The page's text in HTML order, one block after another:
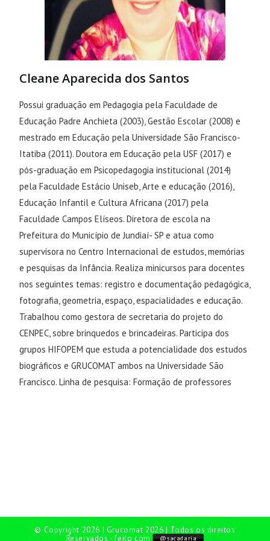
Cleane Aparecida dos Santos
Possui graduação em Pedagogia pela Faculdade de
Educação Padre Anchieta (2003), Gestão Escolar (2008) e
mestrado em Educação pela Universidade São Francisco-
Itatiba (2011). Doutora em Educação pela USF (2017) e
pós-graduação em Psicopedagogia institucional (2014)
pela Faculdade Estácio Uniseb, Arte e educação (2016),
Educação Infantil e Cultura Africana (2017) pela
Faculdade Campos Elíseos. Diretora de escola na
Prefeitura do Município de Jundiaí- SP e atua como
supervisora no Centro Internacional de estudos, memórias
e pesquisas da Infância. Realiza minicursos para docentes
nos seguintes temas: registro e documentação pedagógica,
fotografia, geometria, espaço, espacialidades e educação.
Trabalhou como gestora de secretaria do projeto do
CENPEC, sobre brinquedos e brincadeiras. Participa dos
grupos HIFOPEM que estuda a potencialidade dos estudos
biográficos e GRUCOMAT ambos na Universidade São
Francisco. Linha de pesquisa: Formação de professores
© Copyright 2026 | Grucomat 2026 | Todos os direitos
Reservados - feito com @sacadaria